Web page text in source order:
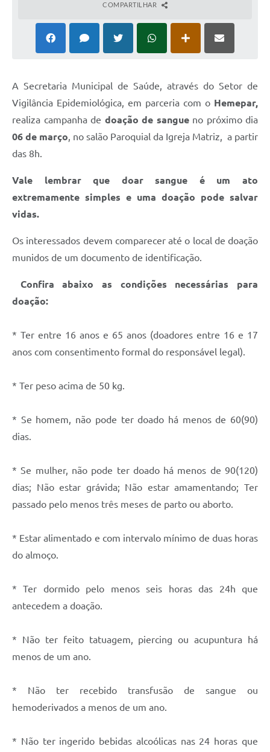
Concursos
INOVA_SÃO MATEUS DO SUL
Solicitação de Remoção 2025/2026: Instituições Escolares
Chamamento Público para Artistas Locais
Projeto Nascente Viva
Agência do Trabalhador
Previdência Complementar
Telefones Prefeitura Municipal
Plantão das Funerárias
Serviço de Informação ao Cidadão
Galeria de Fotos
Arquivos para Download
Galeria de Vídeos
SIC
Briefing de Ações, Divulgações e Eventos
COMPARTILHAR
A Secretaria Municipal de Saúde, através do Setor de
Vigilância Epidemiológica, em parceria com o Hemepar,
realiza campanha de doação de sangueno próximo dia
06 de março, no salão Paroquial da Igreja Matriz, a partir
das 8h.
Vale lembrar que doar sangue é um ato
extremamente simples e uma doação pode salvar
vidas.
Os interessados devem comparecer até o local de doação
munidos de um documento de identificação.
Confira abaixo as condições necessárias para
doação:
* Ter entre 16 anos e 65 anos (doadores entre 16 e 17
anos com consentimento formal do responsável legal).
* Ter peso acima de 50 kg.
* Se homem, não pode ter doado há menos de 60(90)
dias.
* Se mulher, não pode ter doado há menos de 90(120)
dias; Não estar grávida; Não estar amamentando; Ter
passado pelo menos três meses de parto ou aborto.
* Estar alimentado e com intervalo mínimo de duas horas
do almoço.
* Ter dormido pelo menos seis horas das 24h que
antecedem a doação.
* Não ter feito tatuagem, piercing ou acupuntura há
menos de um ano.
* Não ter recebido transfusão de sangue ou
hemoderivados a menos de um ano.
* Não ter ingerido bebidas alcoólicas nas 24 horas que